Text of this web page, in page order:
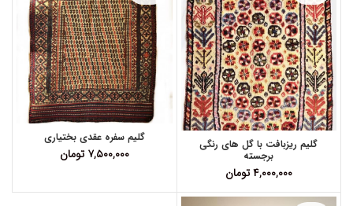
گلیم ریزبافت با گل های رنگی
برجسته
۴,۰۰۰,۰۰۰تومان
گلیم سفره عقدی بختیاری
۷,۵۰۰,۰۰۰ تومان